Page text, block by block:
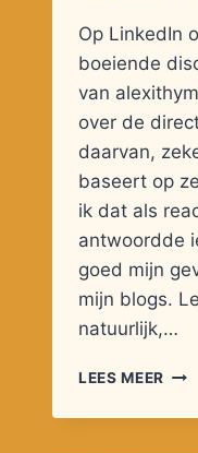
Op LinkedIn
boeiende
van
over de
daarvan,
baseert op
ik dat als
antwoordde
goed mijn
mijn blogs.
natuurlijk,…
LEES MEER